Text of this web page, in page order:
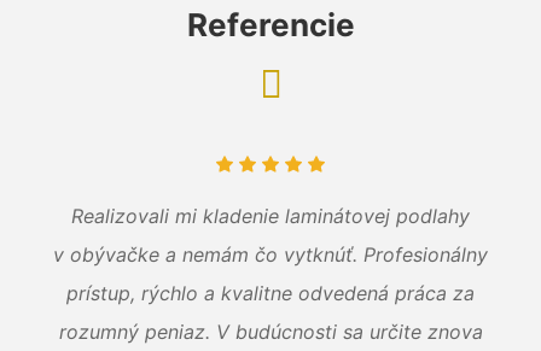
Referencie
Realizovali mi kladenie laminátovej podlahy
v obývačke a nemám čo vytknúť. Profesionálny
prístup, rýchlo a kvalitne odvedená práca za
rozumný peniaz. V budúcnosti sa určite znova